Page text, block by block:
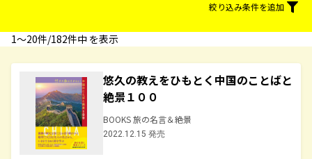
絞り込み条件を追加
1〜20件/182件中 を表示
悠久の教えをひもとく中国のことばと
絶景１００
BOOKS 旅の名言＆絶景
2022.12.15 発売